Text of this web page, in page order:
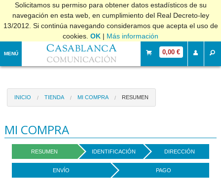
Solicitamos su permiso para obtener datos estadísticos de su
navegación en esta web, en cumplimiento del Real Decreto-ley
13/2012. Si continúa navegando consideramos que acepta el uso de
cookies. OK | Más información
MENÚ 0,00 €
INICIO TIENDA MI COMPRA RESUMEN
MI COMPRA
RESUMEN IDENTIFICACIÓN DIRECCIÓN
ENVÍO PAGO